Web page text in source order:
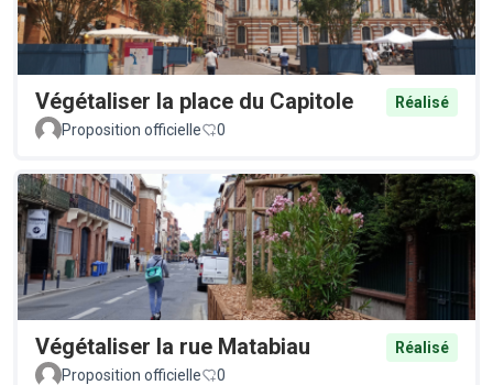
Végétaliser la place du Capitole
Réalisé
Proposition officielle
0
Végétaliser la rue Matabiau
Réalisé
Proposition officielle
0